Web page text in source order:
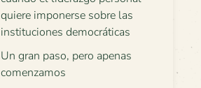
quiere imponerse sobre las
instituciones democráticas
Un gran paso, pero apenas
comenzamos